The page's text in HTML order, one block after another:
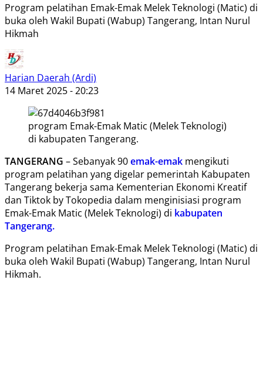
Program pelatihan Emak-Emak Melek Teknologi (Matic) di
buka oleh Wakil Bupati (Wabup) Tangerang, Intan Nurul
Hikmah
Harian Daerah (Ardi)
14 Maret 2025 - 20:23
program Emak-Emak Matic (Melek Teknologi)
di kabupaten Tangerang.
TANGERANG – Sebanyak 90emak-emak mengikuti
program pelatihan yang digelar pemerintah Kabupaten
Tangerang bekerja sama Kementerian Ekonomi Kreatif
dan Tiktok by Tokopedia dalam menginisiasi program
Emak-Emak Matic (Melek Teknologi) di kabupaten
Tangerang.
Program pelatihan Emak-Emak Melek Teknologi (Matic) di
buka oleh Wakil Bupati (Wabup) Tangerang, Intan Nurul
Hikmah.